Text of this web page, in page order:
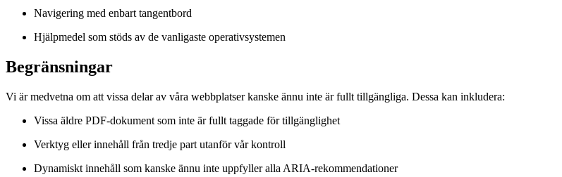
Navigering med enbart tangentbord
Hjälpmedel som stöds av de vanligaste operativsystemen
Begränsningar
Vi är medvetna om att vissa delar av våra webbplatser kanske ännu inte är fullt tillgängliga. Dessa kan inkludera:
Vissa äldre PDF-dokument som inte är fullt taggade för tillgänglighet
Verktyg eller innehåll från tredje part utanför vår kontroll
Dynamiskt innehåll som kanske ännu inte uppfyller alla ARIA-rekommendationer